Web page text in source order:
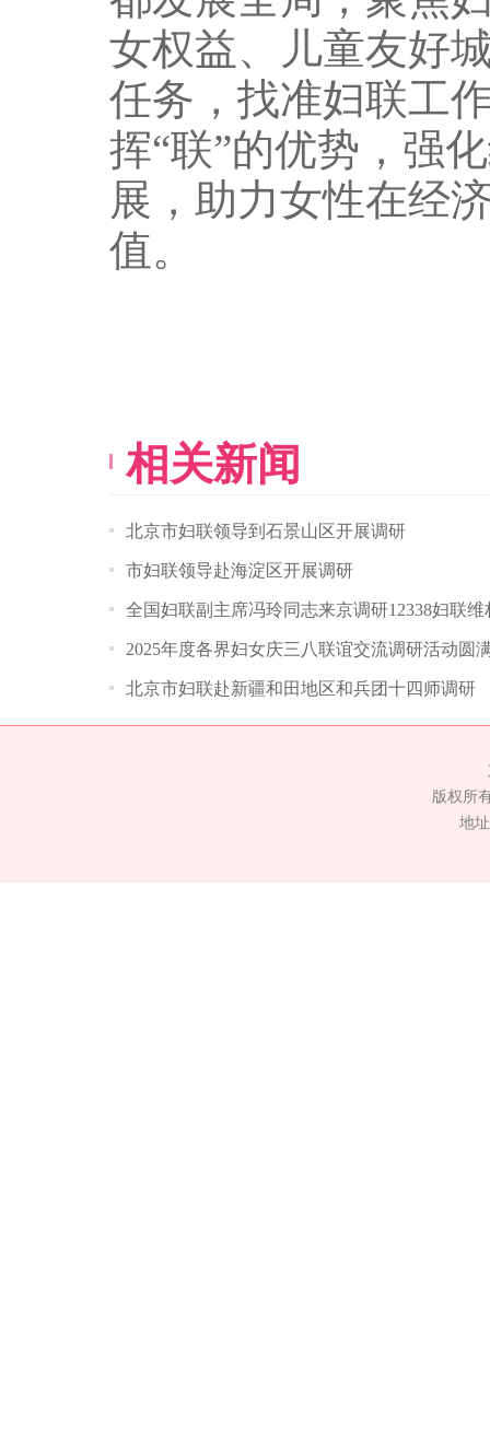
女权益、儿童友好
任务，找准妇联工
挥“联”的优势，强
展，助力女性在经
值。
相关新闻
北京市妇联领导到石景山区开展调研
市妇联领导赴海淀区开展调研
全国妇联副主席冯玲同志来京调研12338妇联
2025年度各界妇女庆三八联谊交流调研活动圆
北京市妇联赴新疆和田地区和兵团十四师调研
版权所
地